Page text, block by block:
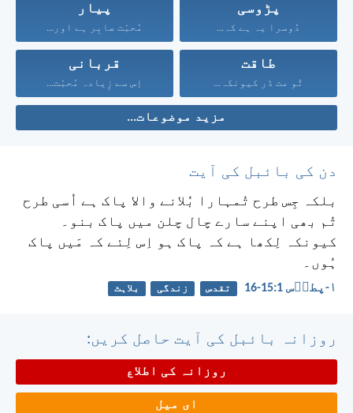
پڑوسی
دُوسرا یہ ہے کہ...
پیار
مُحبّت صابِر ہے اور...
طاقت
تُو مت ڈر کیونکہ...
قربانی
اِس سے زِیادہ مُحبّت...
مزید موضوعات...
دن کی بائبل کی آیت
بلکہ جِس طرح تُمہارا بُلانے والا پاک ہے اُسی طرح
تُم بھی اپنے سارے چال چلن میں پاک بنو۔
کیونکہ لِکھا ہے کہ پاک ہو اِس لِئے کہ مَیں پاک
ہُوں۔
۱-پطرؔس 1:‏15-‏16 تقدس زندگی بلاہٹ
روزانہ بائبل کی آیت حاصل کریں:
روزانہ کی اطلاع
ای میل